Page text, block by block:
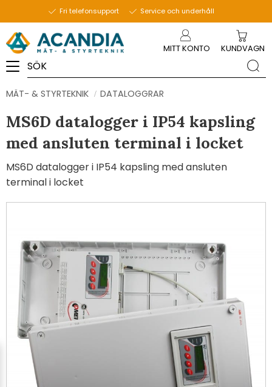
Fri telefonsupport Service och underhåll
MITT KONTO KUNDVAGN
MÄT- & STYRTEKNIK DATALOGGRAR
MS6D datalogger i IP54 kapsling
med ansluten terminal i locket
MS6D datalogger i IP54 kapsling med ansluten
terminal i locket